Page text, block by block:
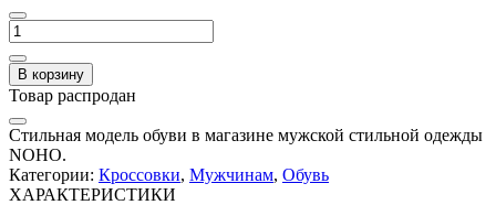
В корзину
Товар распродан
Стильная модель обуви в магазине мужской стильной одежды
NOHO.
Категории: Кроссовки, Мужчинам, Обувь
ХАРАКТЕРИСТИКИ